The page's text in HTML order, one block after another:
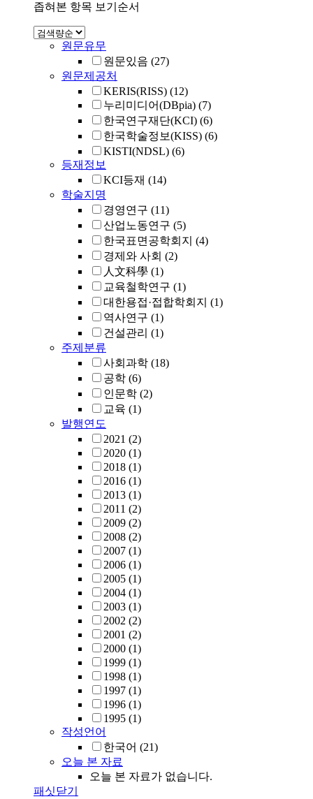
좁혀본 항목 보기순서
원문유무
원문있음 (27)
원문제공처
KERIS(RISS) (12)
누리미디어(DBpia) (7)
한국연구재단(KCI) (6)
한국학술정보(KISS) (6)
KISTI(NDSL) (6)
등재정보
KCI등재 (14)
학술지명
경영연구 (11)
산업노동연구 (5)
한국표면공학회지 (4)
경제와 사회 (2)
人文科學 (1)
교육철학연구 (1)
대한용접·접합학회지 (1)
역사연구 (1)
건설관리 (1)
주제분류
사회과학 (18)
공학 (6)
인문학 (2)
교육 (1)
발행연도
2021 (2)
2020 (1)
2018 (1)
2016 (1)
2013 (1)
2011 (2)
2009 (2)
2008 (2)
2007 (1)
2006 (1)
2005 (1)
2004 (1)
2003 (1)
2002 (2)
2001 (2)
2000 (1)
1999 (1)
1998 (1)
1997 (1)
1996 (1)
1995 (1)
작성언어
한국어 (21)
오늘 본 자료
오늘 본 자료가 없습니다.
패싯닫기